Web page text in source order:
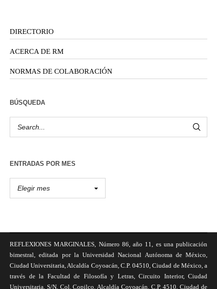
DIRECTORIO
ACERCA DE RM
NORMAS DE COLABORACIÓN
BÚSQUEDA
ENTRADAS POR MES
REFLEXIONES MARGINALES, Número 86, año 11, es una publicación
bimestral, editada por la Universidad Nacional Autónoma de México,
Ciudad Universitaria, Alcaldía Coyoacán, C.P. 04510, Ciudad de México, a
través de la Facultad de Filosofía y Letras, Circuito Interior, Ciudad
Universitaria, S/N, Col. Copilco, Alcaldía Coyoacán, C.P. 4510, Ciudad de